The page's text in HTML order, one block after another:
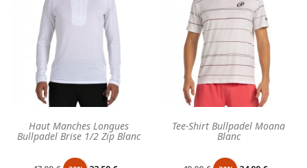
Haut Manches Longues
Bullpadel Brise 1/2 Zip Blanc
Tee-Shirt Bullpadel Moana
Blanc